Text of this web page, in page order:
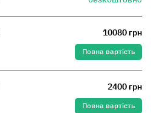
10080 грн
Повна вартість
2400 грн
Повна вартість